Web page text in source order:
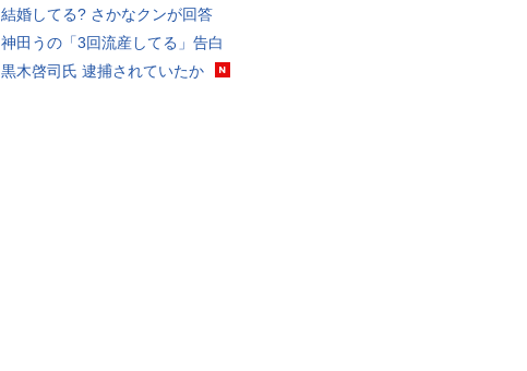
結婚してる? さかなクンが回答
神田うの「3回流産してる」告白
黒木啓司氏 逮捕されていたか